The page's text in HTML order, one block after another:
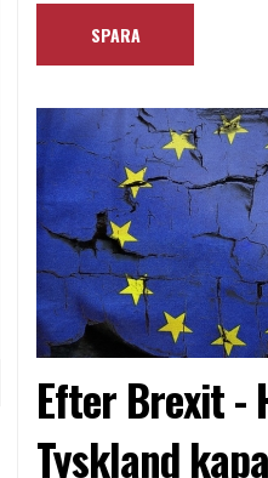
Efter Brexit -
Tyskland